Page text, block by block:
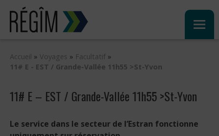
Sauter
contenu
Accueil » Voyages » Facultatif »
11# E - EST / Grande-Vallée 11h55 >St-Yvon
11# E – EST / Grande-Vallée 11h55 >St-Yvon
Le service dans le secteur de l’Estran fonctionne